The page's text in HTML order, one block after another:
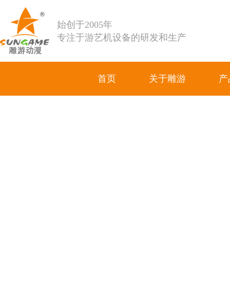
始创于2005年
专注于游艺机设备的研发和生产
首页 关于雕游